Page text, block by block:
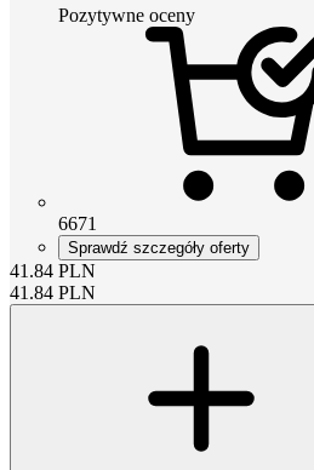
Pozytywne oceny
6671
Sprawdź szczegóły oferty
41.84 PLN
41.84 PLN